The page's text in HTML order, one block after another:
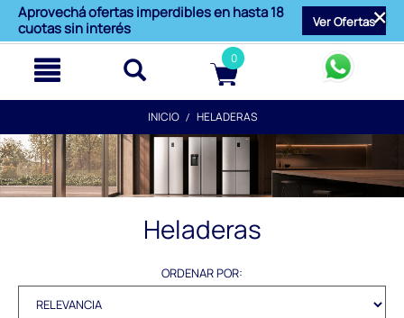
Aprovechá ofertas imperdibles en hasta 18
cuotas sin interés
Ver Ofertas
text.skipToContent
text.skipToNavigation
0
INICIO HELADERAS
Heladeras
ORDENAR POR: